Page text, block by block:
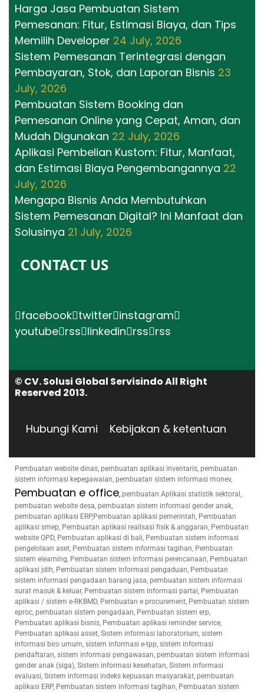
Harga Jasa Pembuatan Sistem
Pemesanan: Fitur, Estimasi Biaya, dan Tips
Memilih Developer 24 July, 2026
Sistem Pemesanan Terintegrasi dengan
Pembayaran, Stok, dan Laporan Bisnis 23
July, 2026
Pembuatan Sistem Booking dan
Pemesanan Online yang Cepat, Aman, dan
Mudah Digunakan 22 July, 2026
Aplikasi Pembelian Kustom: Fitur, Manfaat,
dan Estimasi Biaya Pengembangannya 22
July, 2026
Mengapa Bisnis Anda Membutuhkan
Sistem Pemesanan Digital? Ini Manfaat dan
Solusinya 21 July, 2026
CONTACT US
facebook twitter instagram
youtube rss linkedin rss rss
© CV. Solusi Global Servisindo All Right
Reserved 2013.
Hubungi Kami Kebijakan & ketentuan
Pembuatan website dinas, pembuatan aplikasi inventaris, pembuatan
sistem informasi kepegawaian, pembuatan sistem informasi monev,
Pembuatan e office, pembuatan Aplikasi statistik sektoral,
pembuatan website desa, pembuatan sistem informasi gender anak,
pembuatan aplikasi ERP,Pembuatan aplikasi pemerintah, Pembuatan
aplikasi smep, Pembuatan aplikasi realisasi fisik & anggaran, Pembuatan
website OPD, Pembuatan aplikasi di bali, Pembuatan sistem informasi
pengelolaan aset, Pembuatan sistem informasi tagihan, Pembuatan
sistem elearning, Pembuatan sistem informasi perencanaan, Pembuatan
aplikasi jdih, Pembuatan sistem informasi pengaduan, Pembuatan
sistem informasi pengadaan barang jasa, pembuatan sistem informasi
surat masuk & keluar, Pembuatan sistem informasi partai, Pembuatan
aplikasi / sistem e-RKBMD, Pembuatan e procurement, Pembuatan sistem
eproc, pembuatan sistem pengadaan, Pembuatan sistem erp,
Pembuatan aplikasi bisnis, Pembuatan aplikasi reminder service,
Pembuatan aplikasi asset, Sistem informasi laboratorium, sistem
informasi biro umum, sistem informasi e-tpp, sistem informasi
pendaftaran, sistem informasi pengawasan, pembuatan sistem informasi
gender anak (siga), Sistem informasi kesehatan, Sistem informasi
evaluasi, Sistem informasi indeks kepuasan masyarakat, pembuatan
aplikasi ERP, Pembuatan sistem informasi tagihan, Pembuatan sistem